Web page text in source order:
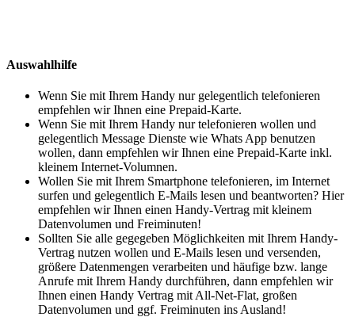
Auswahlhilfe
Wenn Sie mit Ihrem Handy nur gelegentlich telefonieren
empfehlen wir Ihnen eine Prepaid-Karte.
Wenn Sie mit Ihrem Handy nur telefonieren wollen und
gelegentlich Message Dienste wie Whats App benutzen
wollen, dann empfehlen wir Ihnen eine Prepaid-Karte inkl.
kleinem Internet-Volumnen.
Wollen Sie mit Ihrem Smartphone telefonieren, im Internet
surfen und gelegentlich E-Mails lesen und beantworten? Hier
empfehlen wir Ihnen einen Handy-Vertrag mit kleinem
Datenvolumen und Freiminuten!
Sollten Sie alle gegegeben Möglichkeiten mit Ihrem Handy-
Vertrag nutzen wollen und E-Mails lesen und versenden,
größere Datenmengen verarbeiten und häufige bzw. lange
Anrufe mit Ihrem Handy durchführen, dann empfehlen wir
Ihnen einen Handy Vertrag mit All-Net-Flat, großen
Datenvolumen und ggf. Freiminuten ins Ausland!